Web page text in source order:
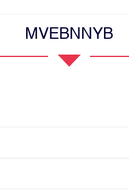
MVEBNNYB